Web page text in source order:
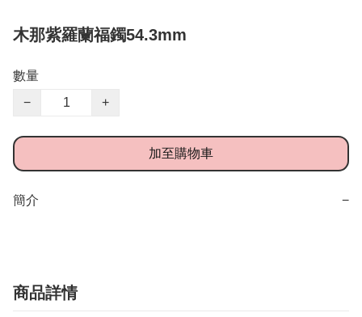
木那紫羅蘭福鐲54.3mm
數量
−
+
加至購物車
簡介 −
商品詳情